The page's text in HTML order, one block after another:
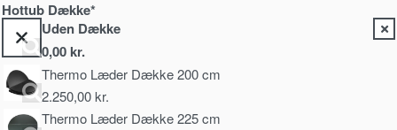
Hottub Dække*
Uden Dække
0,00 kr.
Thermo Læder Dække 200 cm
2.250,00kr.
Thermo Læder Dække 225 cm